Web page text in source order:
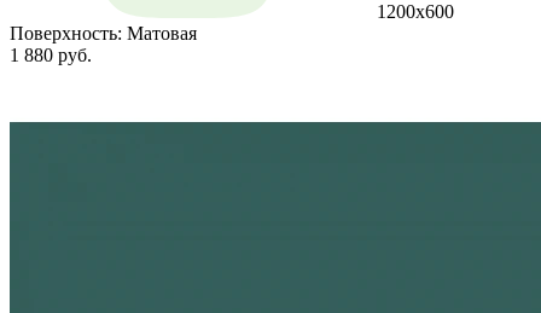
1200х600
Поверхность: Матовая
1 880 руб.